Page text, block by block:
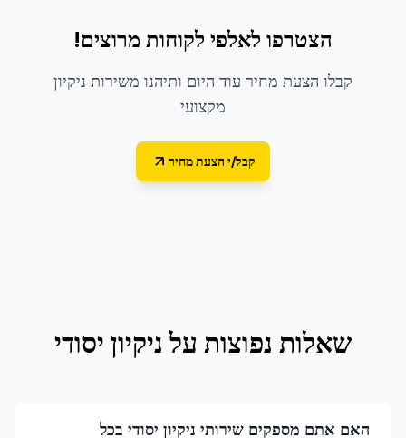
הצטרפו לאלפי לקוחות מרוצים!
קבלו הצעת מחיר עוד היום ותיהנו משירות ניקיון
מקצועי
קבל/י הצעת מחיר
שאלות נפוצות על ניקיון יסודי
האם אתם מספקים שירותי ניקיון יסודי בכל